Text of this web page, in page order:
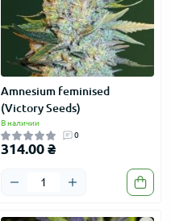
Amnesium feminised
(Victory Seeds)
В наличии
0
314.00 ₴